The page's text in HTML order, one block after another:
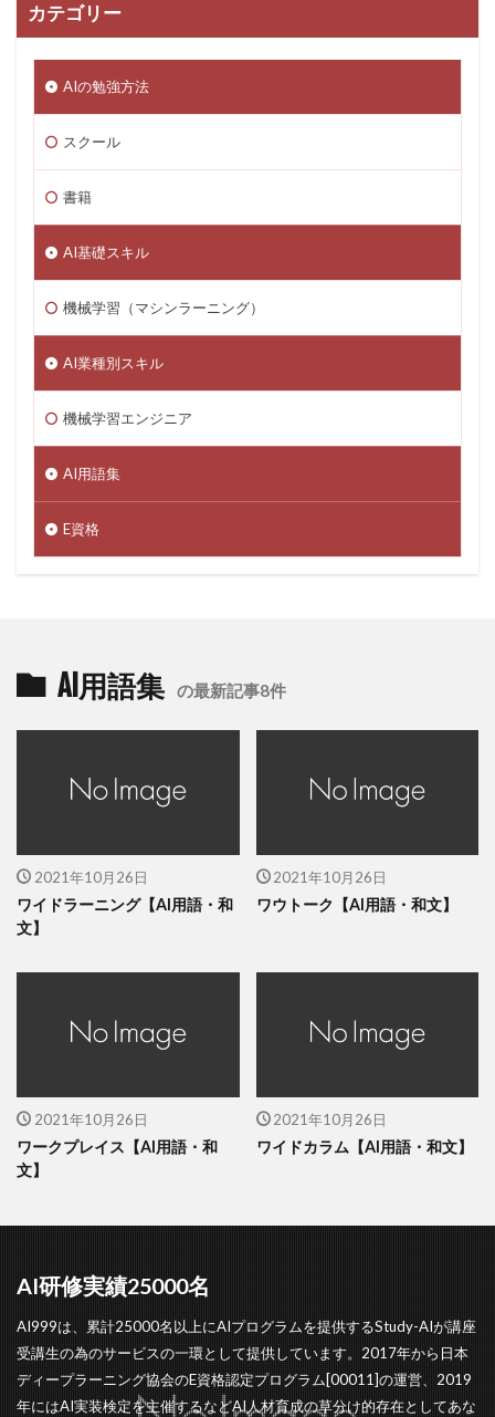
カテゴリー
AIの勉強方法
スクール
書籍
AI基礎スキル
機械学習（マシンラーニング）
AI業種別スキル
機械学習エンジニア
AI用語集
E資格
AI用語集 の最新記事8件
2021年10月26日
ワイドラーニング【AI用語・和
文】
2021年10月26日
ワウトーク【AI用語・和文】
2021年10月26日
ワークプレイス【AI用語・和
文】
2021年10月26日
ワイドカラム【AI用語・和文】
AI研修実績25000名
AI999は、累計25000名以上にAIプログラムを提供するStudy-AIが講座
受講生の為のサービスの一環として提供しています。2017年から日本
ディープラーニング協会のE資格認定プログラム[00011]の運営、2019
年にはAI実装検定を主催するなどAI人材育成の草分け的存在としてあな